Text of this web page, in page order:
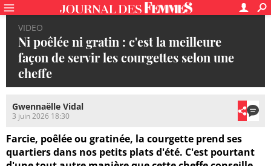
VIDEO
Ni poêlée ni gratin : c'est la meilleure
façon de servir les courgettes selon une
cheffe
Gwennaëlle Vidal
3 juin 2026 18:30
Farcie, poêlée ou gratinée, la courgette prend ses
quartiers dans nos petits plats d'été. C'est pourtant